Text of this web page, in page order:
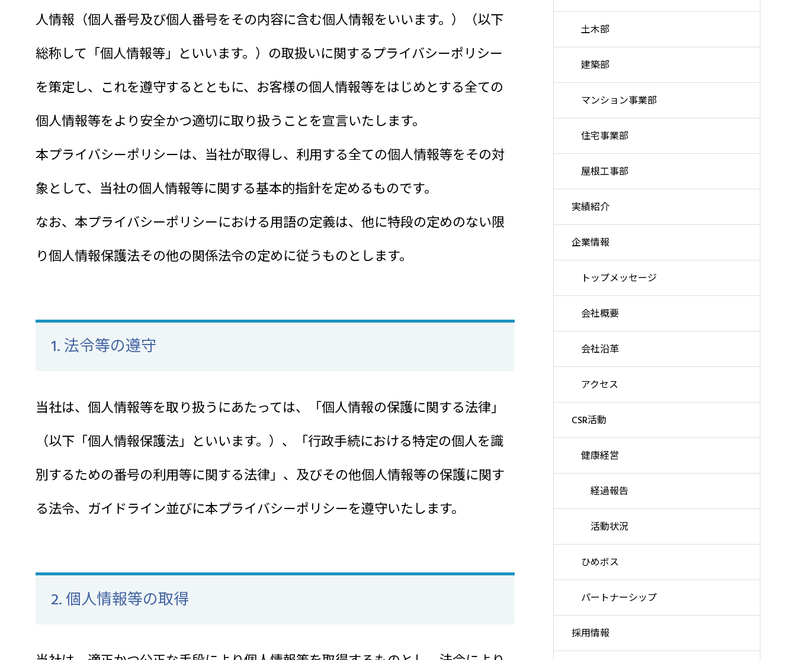
人情報（個人番号及び個人番号をその内容に含む個人情報をいいます。）（以下
総称して「個人情報等」といいます。）の取扱いに関するプライバシーポリシー
を策定し、これを遵守するとともに、お客様の個人情報等をはじめとする全ての
個人情報等をより安全かつ適切に取り扱うことを宣言いたします。
本プライバシーポリシーは、当社が取得し、利用する全ての個人情報等をその対
象として、当社の個人情報等に関する基本的指針を定めるものです。
なお、本プライバシーポリシーにおける用語の定義は、他に特段の定めのない限
り個人情報保護法その他の関係法令の定めに従うものとします。
1. 法令等の遵守
当社は、個人情報等を取り扱うにあたっては、「個人情報の保護に関する法律」
（以下「個人情報保護法」といいます。）、「行政手続における特定の個人を識
別するための番号の利用等に関する法律」、及びその他個人情報等の保護に関す
る法令、ガイドライン並びに本プライバシーポリシーを遵守いたします。
2. 個人情報等の取得
土木部
建築部
マンション事業部
住宅事業部
屋根工事部
実績紹介
企業情報
トップメッセージ
会社概要
会社沿革
アクセス
CSR活動
健康経営
経過報告
活動状況
ひめボス
パートナーシップ
採用情報